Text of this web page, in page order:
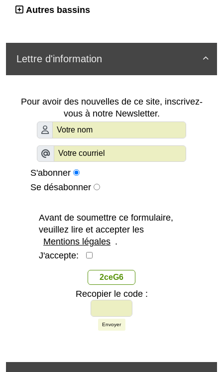
Autres bassins

Lettre d'information
Pour avoir des nouvelles de ce site, inscrivez-
vous à notre Newsletter.
S'abonner
Se désabonner
Avant de soumettre ce formulaire,
veuillez lire et accepter les
Mentions légales .
J'accepte:
2ceG6
Recopier le code :
Envoyer